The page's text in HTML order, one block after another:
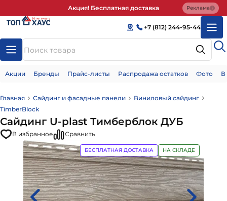
Акция! Бесплатная доставка Реклама
+7 (812) 244-95-44
Акции Бренды Прайс-листы Распродажа остатков Фото
Главная Сайдинг и фасадные панели
Виниловый сайдинг
TimberBlock
Сайдинг U-plast Тимберблок ДУБ
В избранное Сравнить
БЕСПЛАТНАЯ ДОСТАВКА НА СКЛАДЕ